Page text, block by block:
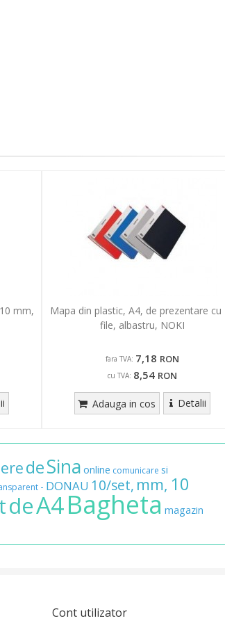
mm,
Mapa din plastic, A4, de prezentare cu
file, albastru, NOKI
fara TVA: 7,18 RON
cu TVA: 8,54 RON
Adauga in cos Detalii
deSina online comunicare si
- DONAU 10/set, mm, 10
deA4Bagheta magazin
Cont utilizator